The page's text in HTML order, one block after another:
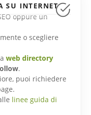
SU INTERNET
oppure un
o scegliere
web directory
.
puoi richiedere
linee guida di